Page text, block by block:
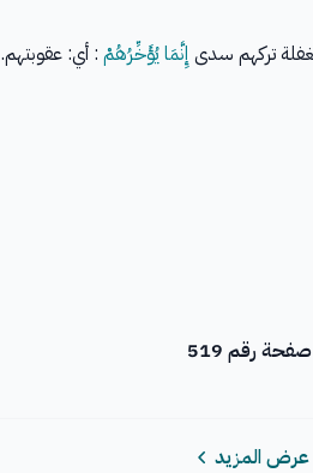
تركهم سدى إِنَّمَا يُؤَخِّرُهُمْ : أي: عقوبتهم.
صفحة رقم 519
عرض المزيد